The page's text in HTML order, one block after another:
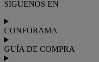
SÍGUENOS EN
CONFORAMA
GUÍA DE COMPRA